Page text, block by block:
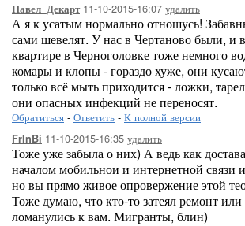
Павел_Декарт11-10-2015-16:07 удалить
А я к усатым нормально отношусь!
сами шевелят. У нас в Чертаново были, и
квартире в Черноголовке тоже немного
комары и клопы - гораздо хуже, они
только всё мыть приходится - ложки,
они опасных инфекций не переносят.
Обратиться - Ответить - К полной версии
FrInBi 11-10-2015-16:35 удалить
Тоже уже забыла о них) А ведь как
началом мобильнои и интернетной связи
но вы прямо живое опровержение этой
Тоже думаю, что кто-то затеял ремонт
ломанулись к вам. Мигранты, блин)